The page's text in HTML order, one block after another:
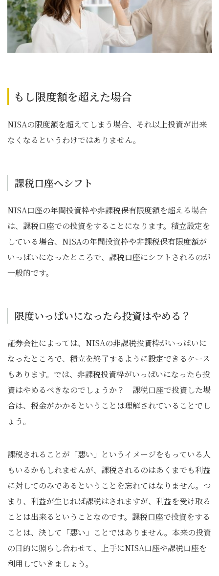
もし限度額を超えた場合
NISAの限度額を超えてしまう場合、それ以上投資が出来
なくなるというわけではありません。
課税口座へシフト
NISA口座の年間投資枠や非課税保有限度額を超える場合
は、課税口座での投資をすることになります。積立設定を
している場合、NISAの年間投資枠や非課税保有限度額が
いっぱいになったところで、課税口座にシフトされるのが
一般的です。
限度いっぱいになったら投資はやめる？
証券会社によっては、NISAの非課税投資枠がいっぱいに
なったところで、積立を終了するように設定できるケース
もあります。では、非課税投資枠がいっぱいになったら投
資はやめるべきなのでしょうか？ 課税口座で投資した場
合は、税金がかかるということは理解されていることでし
ょう。
課税されることが「悪い」というイメージをもっている人
もいるかもしれませんが、課税されるのはあくまでも利益
に対してのみであるということを忘れてはなりません。つ
まり、利益が生じれば課税はされますが、利益を受け取る
ことは出来るということなのです。課税口座で投資をする
ことは、決して「悪い」ことではありません。本来の投資
の目的に照らし合わせて、上手にNISA口座や課税口座を
利用していきましょう。